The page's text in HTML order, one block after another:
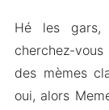
Hé les gars,
cherchez-
des mèmes
oui, alors